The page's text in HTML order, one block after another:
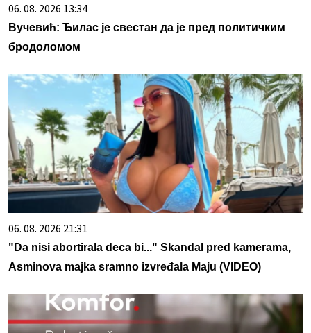
06. 08. 2026 13:34
Вучевић: Ђилас је свестан да је пред политичким
бродоломом
06. 08. 2026 21:31
"Da nisi abortirala deca bi..." Skandal pred kamerama,
Asminova majka sramno izvređala Maju (VIDEO)